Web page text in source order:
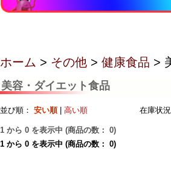
ホーム > その他 > 健康食品 >
美容・ダイエット食品
並び順： 安い順| 高い順 在庫状況
1 から 0 を表示中 (商品の数： 0)
1 から 0 を表示中 (商品の数： 0)